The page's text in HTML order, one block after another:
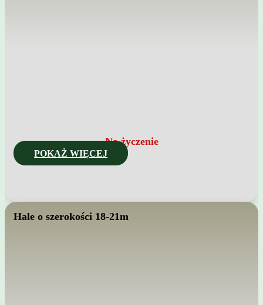
Na życzenie
POKAŻ WIĘCEJ
Hale o szerokości 18-21m